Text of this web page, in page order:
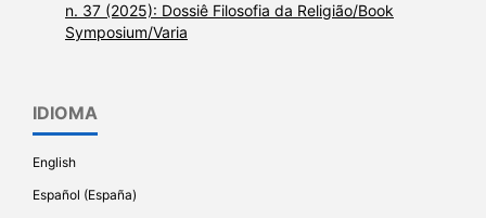
n. 37 (2025): Dossiê Filosofia da Religião/Book
Symposium/Varia
IDIOMA
English
Español (España)